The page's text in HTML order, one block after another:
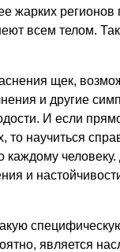
жарких регионов
всем телом.
щек,
и другие
И если
то научиться
человеку.
и
является